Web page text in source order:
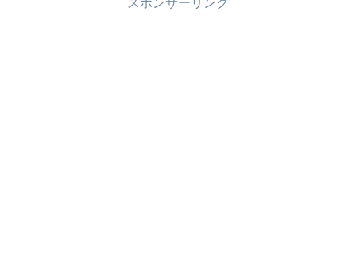
スポンサーリンク